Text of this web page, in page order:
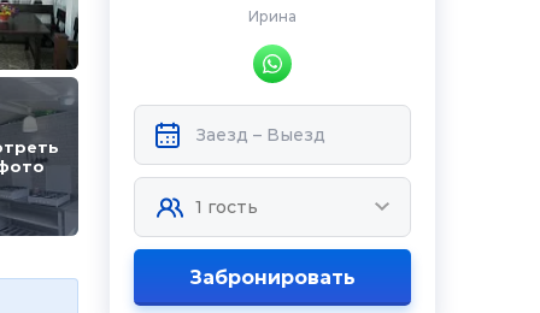
Ирина
Забронировать